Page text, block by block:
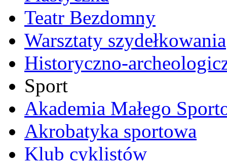
Teatr Bezdomny
Warsztaty szydełkowania
Historyczno-
Sport
Akademia Małego
Akrobatyka sportowa
Klub cyklistów